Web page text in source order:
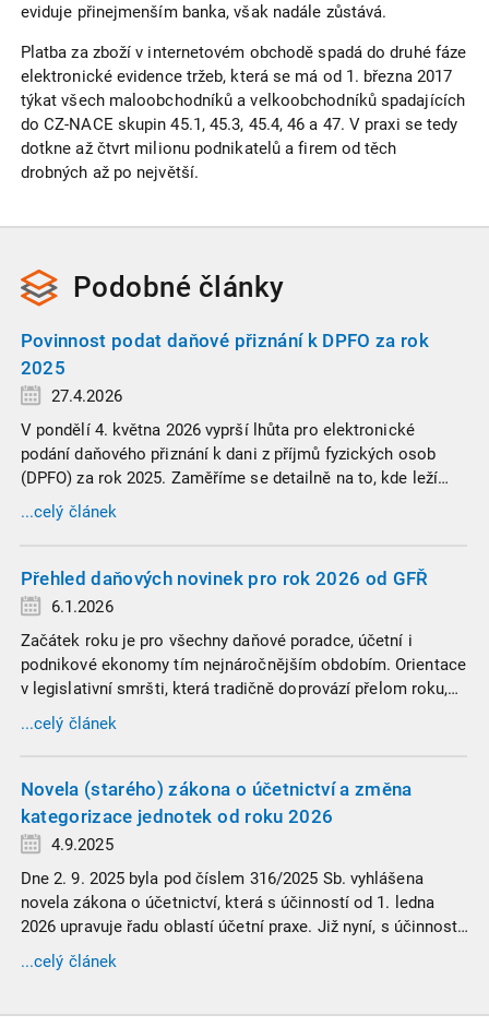
eviduje přinejmenším banka, však nadále zůstává.
Platba za zboží v internetovém obchodě spadá do druhé fáze
elektronické evidence tržeb, která se má od 1. března 2017
týkat všech maloobchodníků a velkoobchodníků spadajících
do CZ-NACE skupin 45.1, 45.3, 45.4, 46 a 47. V praxi se tedy
dotkne až čtvrt milionu podnikatelů a firem od těch
drobných až po největší.
Podobné články
Povinnost podat daňové přiznání k DPFO za rok
2025
27.4.2026
V pondělí 4. května 2026 vyprší lhůta pro elektronické
podání daňového přiznání k dani z příjmů fyzických osob
(DPFO) za rok 2025. Zaměříme se detailně na to, kde leží
hranice povinnosti přiznání podat, jaké jsou nejčastější
chytáky v soubězích příjmů a na co si dát v roce 2026
...celý článek
Přehled daňových novinek pro rok 2026 od GFŘ
6.1.2026
Začátek roku je pro všechny daňové poradce, účetní i
podnikové ekonomy tím nejnáročnějším obdobím. Orientace
v legislativní smršti, která tradičně doprovází přelom roku,
vyžaduje nastudovat všechny novely a doprovodné
informace. Generální finanční ředitelství (GFŘ) zveřejnilo
žádného daňového profesionála.
...celý článek
Novela (starého) zákona o účetnictví a změna
kategorizace jednotek od roku 2026
4.9.2025
Dne 2. 9. 2025 byla pod číslem 316/2025 Sb. vyhlášena
novela zákona o účetnictví, která s účinností od 1. ledna
2026 upravuje řadu oblastí účetní praxe. Již nyní, s účinností
od 3. září 2025, platí nová, zvýšená kritéria pro zařazení firem
do velikostních a použijí se zpětně již pro účetní období
...celý článek